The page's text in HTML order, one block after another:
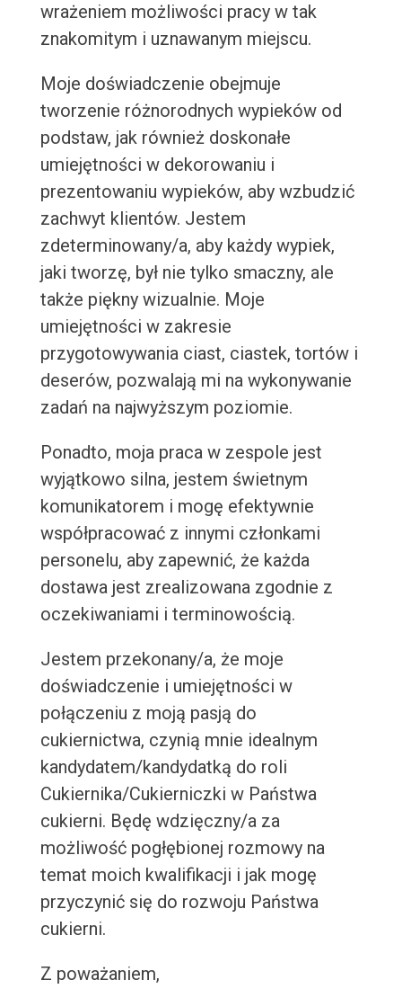
wrażeniem możliwości pracy w tak
znakomitym i uznawanym miejscu.
Moje doświadczenie obejmuje
tworzenie różnorodnych wypieków od
podstaw, jak również doskonałe
umiejętności w dekorowaniu i
prezentowaniu wypieków, aby wzbudzić
zachwyt klientów. Jestem
zdeterminowany/a, aby każdy wypiek,
jaki tworzę, był nie tylko smaczny, ale
także piękny wizualnie. Moje
umiejętności w zakresie
przygotowywania ciast, ciastek, tortów i
deserów, pozwalają mi na wykonywanie
zadań na najwyższym poziomie.
Ponadto, moja praca w zespole jest
wyjątkowo silna, jestem świetnym
komunikatorem i mogę efektywnie
współpracować z innymi członkami
personelu, aby zapewnić, że każda
dostawa jest zrealizowana zgodnie z
oczekiwaniami i terminowością.
Jestem przekonany/a, że moje
doświadczenie i umiejętności w
połączeniu z moją pasją do
cukiernictwa, czynią mnie idealnym
kandydatem/kandydatką do roli
Cukiernika/Cukierniczki w Państwa
cukierni. Będę wdzięczny/a za
możliwość pogłębionej rozmowy na
temat moich kwalifikacji i jak mogę
przyczynić się do rozwoju Państwa
cukierni.
Z poważaniem,